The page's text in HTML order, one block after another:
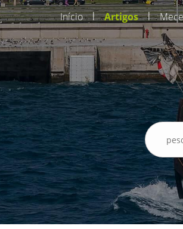
Início | Artigos |